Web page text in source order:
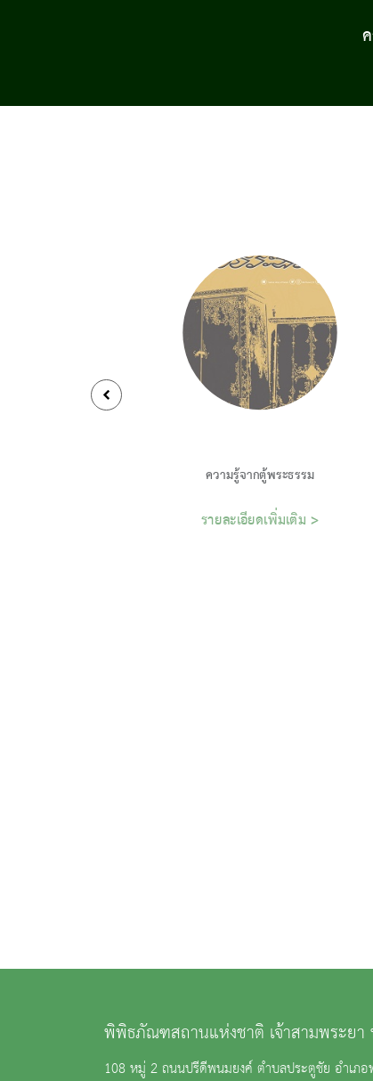
ความรู้จากตู้พระธรรม
รายละเอียดเพิ่มเติม >
พิพิธภัณฑสถานแห่งชาติ เจ้าสามพระยา
108 หมู่ 2 ถนนปรีดีพนมยงค์ ตำบลประตูชัย อำเภอ